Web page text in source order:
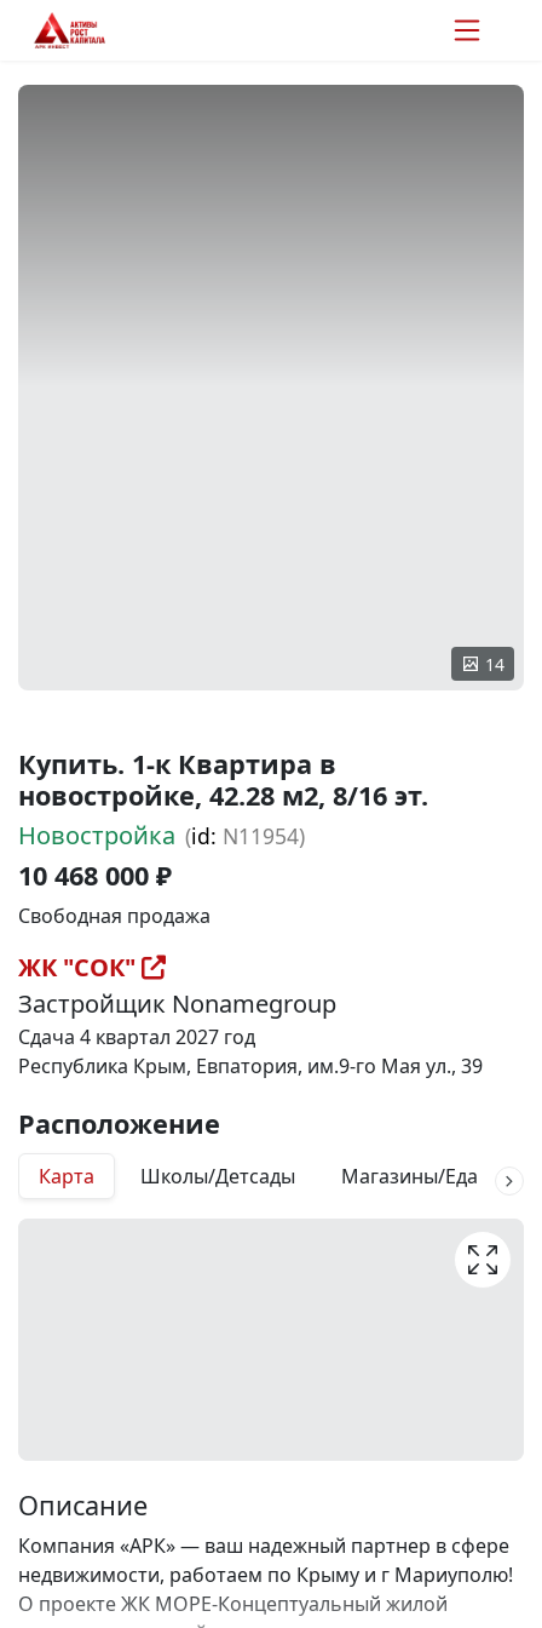
14
Купить. 1-к Квартира в
новостройке, 42.28 м2, 8/16 эт.
Новостройка (id: N11954)
10 468 000 ₽
Свободная продажа
ЖК "СОК"
Застройщик Nonamegroup
Сдача 4 квартал 2027 год
Республика Крым, Евпатория, им.9-го Мая ул., 39
Расположение
Карта Школы/Детсады Магазины/Еда
Описание
Компания «АРК» — ваш надежный партнер в сфере
недвижимости, работаем по Крыму и г Мариуполю!
О проекте ЖК МОРЕ-Концептуальный жилой